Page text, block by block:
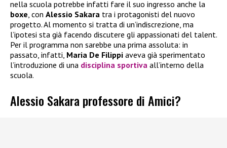
nella scuola potrebbe infatti fare il suo ingresso anche la
boxe , con Alessio Sakara tra i protagonisti del nuovo
progetto. Al momento si tratta di un’indiscrezione, ma
l’ipotesi sta già facendo discutere gli appassionati del talent.
Per il programma non sarebbe una prima assoluta: in
passato, infatti, Maria De Filippi aveva già sperimentato
l’introduzione di una disciplina sportiva all’interno della
scuola.
Alessio Sakara professore di Amici?